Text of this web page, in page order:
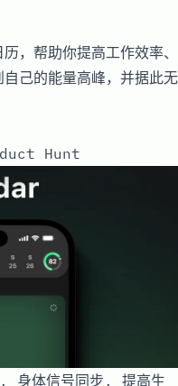
，帮助你提高工作效率、
己的能量高峰，并据此无
Hunt
身体信号同步, 提高生